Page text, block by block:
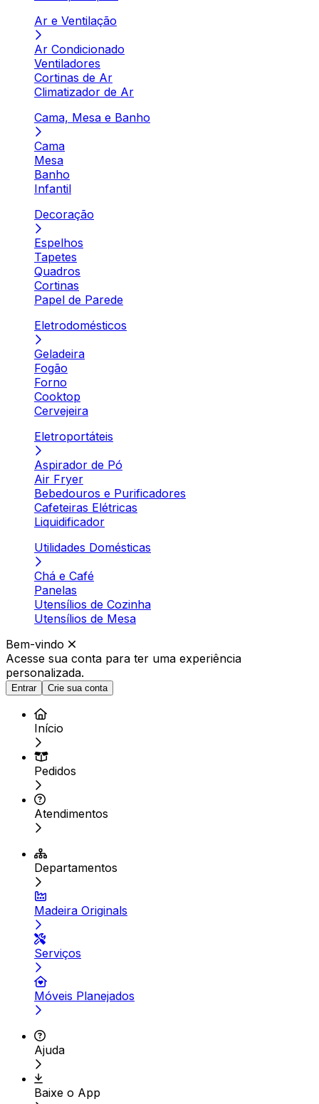
Ar e Ventilação
Ar Condicionado
Ventiladores
Cortinas de Ar
Climatizador de Ar
Cama, Mesa e Banho
Cama
Mesa
Banho
Infantil
Decoração
Espelhos
Tapetes
Quadros
Cortinas
Papel de Parede
Eletrodomésticos
Geladeira
Fogão
Forno
Cooktop
Cervejeira
Eletroportáteis
Aspirador de Pó
Air Fryer
Bebedouros e Purificadores
Cafeteiras Elétricas
Liquidificador
Utilidades Domésticas
Chá e Café
Panelas
Utensílios de Cozinha
Utensílios de Mesa
Bem-vindo
Acesse sua conta para ter uma experiência
personalizada.
Entrar Crie sua conta
Início
Pedidos
Atendimentos
Departamentos
Madeira Originals
Serviços
Móveis Planejados
Ajuda
Baixe o App